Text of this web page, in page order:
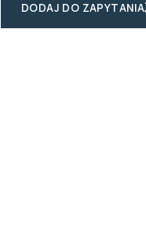
DODAJ DO ZAPYTANIA